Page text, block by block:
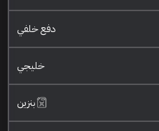
دفع خلفي
خليجي
بنزين